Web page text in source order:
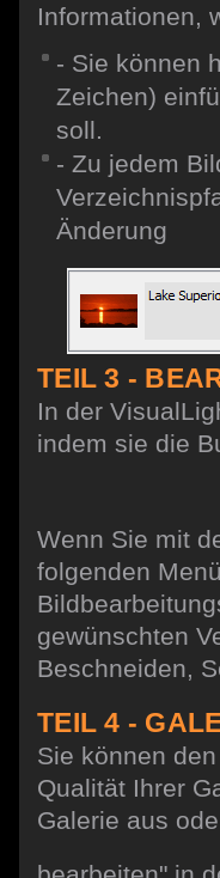
Informationen,
- Sie können
Zeichen)
soll.
- Zu jedem
Änderung
TEIL 3 -
In der
indem sie die
Wenn Sie mit
folgenden
gewünschten
Beschneiden,
TEIL 4 -
Sie können
Qualität Ihrer
Galerie aus